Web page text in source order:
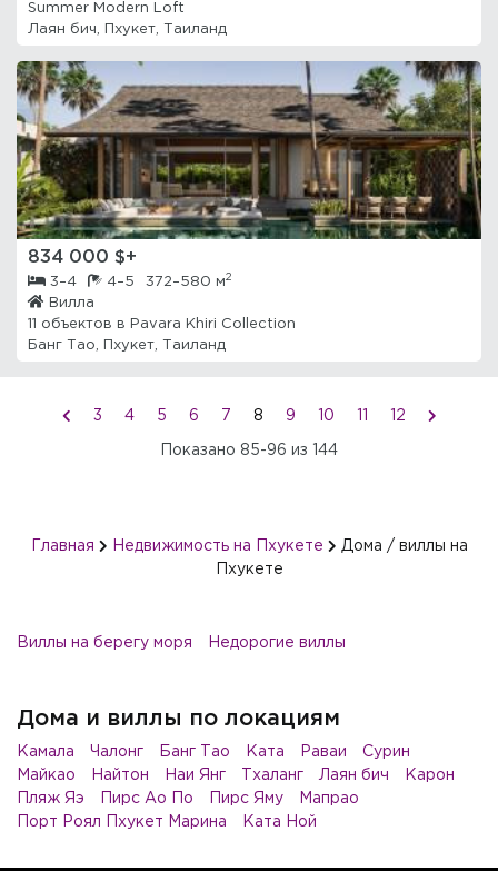
Summer Modern Loft
Лаян бич, Пхукет, Таиланд
834 000 $+
3–4 4–5 372–580 м2
Вилла
11 объектов в
Pavara Khiri Collection
Банг Тао, Пхукет, Таиланд
3 4 5 6 7 8 9 10 12
Показано 85-96 из 144
Главная Недвижимость на Пхукете
Дома / виллы на
Пхукете
Виллы на берегу моря Недорогие виллы
Дома и виллы по локациям
Камала Чалонг Банг Тао Ката Раваи
Сурин
Майкао
Найтон Наи Янг Тхаланг Лаян бич
Карон
Пляж Яэ
Пирс Ао По Пирс Яму
Мапрао
Порт Роял Пхукет Марина
Ката Ной